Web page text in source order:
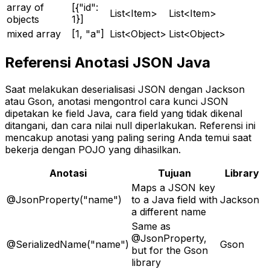
array of
objects
[{"id":
1}]
List<Item>
List<Item>
mixed array
[1, "a"] List<Object> List<Object>
Referensi Anotasi JSON Java
Saat melakukan deserialisasi JSON dengan Jackson
atau Gson, anotasi mengontrol cara kunci JSON
dipetakan ke field Java, cara field yang tidak dikenal
ditangani, dan cara nilai null diperlakukan. Referensi ini
mencakup anotasi yang paling sering Anda temui saat
bekerja dengan POJO yang dihasilkan.
Anotasi
Tujuan Library
@JsonProperty("name")
Maps a JSON key
to a Java field with
a different name
Jackson
@SerializedName("name")
Same as
@JsonProperty,
but for the Gson
library
Gson